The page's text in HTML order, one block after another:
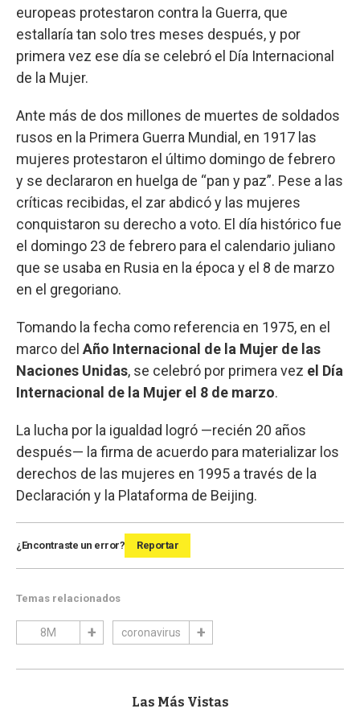
europeas protestaron contra la Guerra, que
estallaría tan solo tres meses después, y por
primera vez ese día se celebró el Día Internacional
de la Mujer.
Ante más de dos millones de muertes de soldados
rusos en la Primera Guerra Mundial, en 1917 las
mujeres protestaron el último domingo de febrero
y se declararon en huelga de “pan y paz”. Pese a las
críticas recibidas, el zar abdicó y las mujeres
conquistaron su derecho a voto. El día histórico fue
el domingo 23 de febrero para el calendario juliano
que se usaba en Rusia en la época y el 8 de marzo
en el gregoriano.
Tomando la fecha como referencia en 1975, en el
marco del Año Internacional de la Mujer de las
Naciones Unidas, se celebró por primera vez el Día
Internacional de la Mujer el 8 de marzo.
La lucha por la igualdad logró —recién 20 años
después— la firma de acuerdo para materializar los
derechos de las mujeres en 1995 a través de la
Declaración y la Plataforma de Beijing.
¿Encontraste un error? Reportar
Temas relacionados
8M coronavirus
Las Más Vistas